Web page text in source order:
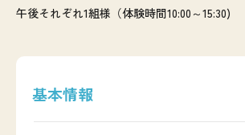
午後それぞれ1組様（体験時間10:00～15:30)
基本情報